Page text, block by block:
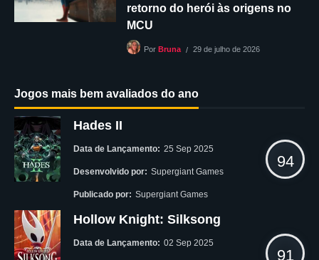
retorno do herói às origens no
MCU
Por Bruna 29 de julho de 2026
Jogos mais bem avaliados do ano
Hades II
Data de Lançamento: 25 Sep 2025
Desenvolvido por: Supergiant Games
Publicado por: Supergiant Games
94
Hollow Knight: Silksong
Data de Lançamento: 02 Sep 2025
91